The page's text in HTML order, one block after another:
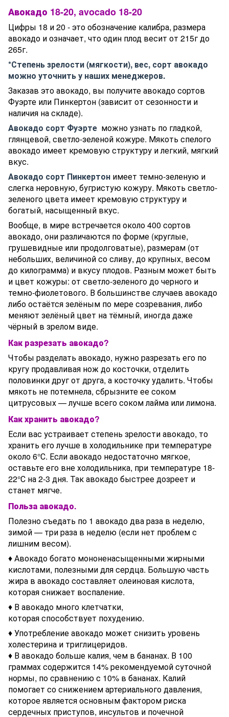
Авокадо 18-20, avocado 18-20
Цифры 18 и 20 - это обозначение калибра, размера
авокадо и означает, что один плод весит от 215г до
265г.
*Степень зрелости (мягкости), вес, сорт авокадо
можно уточнить у наших менеджеров.
Заказав это авокадо, вы получите авокадо сортов
Фуэрте или Пинкертон (зависит от сезонности и
наличия на складе).
Авокадо сорт Фуэрте можно узнать по гладкой,
глянцевой, светло-зеленой кожуре. Мякоть спелого
авокадо имеет кремовую структуру и легкий, мягкий
вкус.
Авокадо сорт Пинкертон имеет темно-зеленую и
слегка неровную, бугристую кожуру. Мякоть светло-
зеленого цвета имеет кремовую структуру и
богатый, насыщенный вкус.
Вообще, в мире встречается около 400 сортов
авокадо, они различаются по форме (круглые,
грушевидные или продолговатые), размерам (от
небольших, величиной со сливу, до крупных, весом
до килограмма) и вкусу плодов. Разным может быть
и цвет кожуры: от светло-зеленого до черного и
темно-фиолетового. В большинстве случаев авокадо
либо остаётся зелёным по мере созревания, либо
меняют зелёный цвет на тёмный, иногда даже
чёрный в зрелом виде.
Как разрезать авокадо?
Чтобы разделать авокадо, нужно разрезать его по
кругу продавливая нож до косточки, отделить
половинки друг от друга, а косточку удалить. Чтобы
мякоть не потемнела, сбрызните ее соком
цитрусовых — лучше всего соком лайма или лимона.
Как хранить авокадо?
Если вас устраивает степень зрелости авокадо, то
хранить его лучше в холодильнике при температуре
около 6°С. Если авокадо недостаточно мягкое,
оставьте его вне холодильника, при температуре 18-
22°С на 2-3 дня. Так авокадо быстрее дозреет и
станет мягче.
Польза авокадо.
Полезно съедать по 1 авокадо два раза в неделю,
зимой — три раза в неделю (если нет проблем с
лишним весом).
♦ Авокадо богато мононенасыщенными жирными
кислотами, полезными для сердца. Большую часть
жира в авокадо составляет олеиновая кислота,
которая снижает воспаление.
♦ В авокадо много клетчатки,
которая способствует похудению.
♦ Употребление авокадо может снизить уровень
холестерина и триглицеридов.
♦ В авокадо больше калия, чем в бананах. В 100
граммах содержится 14% рекомендуемой суточной
нормы, по сравнению с 10% в бананах. Калий
помогает со снижением артериального давления,
которое является основным фактором риска
сердечных приступов, инсультов и почечной